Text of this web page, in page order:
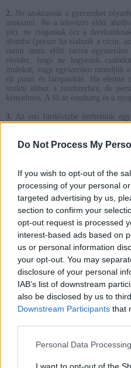
Do Not Process My
If you wish to opt-out of the
processing of your personal
targeted advertising by us,
section to confirm your
opt-out request is processed
interest-based ads based on
us or personal information
your opt-out. You may
disclosure of your personal
IAB’s list of downstream
also be disclosed by us to
Downstream Participants that
Personal Data
2.
Ne szoktassuk a gyermeket
szoktatni. Ne a televízió előtt
jót), ne ringassuk (ez a
álomba (persze ha elalszik a cicin,
rutint szem előtt tartva
rövidet, hogy ne legyenek
imánkat, vagy egyszerűen
éjt puszi és lámpaoltás. Ha
szokni ehhez a rendszerhez, de
kényelmes. A fő az összhang és a
3. Az esti fürdővízbe önthetünk
habfürdőt. A levendula illata
is hozzászokik egy idő után, tudni
alvás illata.
kutatások szerint ugyanis a
elalvást, illetve rossz alvó
Koffeint nem tartalmaznak, így
teát. Akik kételkednek, azok
készítsenek először. Szerintem az íze
Vörös fokföldirekettye
rooibos
dél-afrikai cserje zsenge hajtásaiból
évszázadok óta issza kedvező
afrikaans nyelven "vörös bokrot"
Nyugat-Európában a kilencvenes
terjed a fogyasztása, mert élvezeti
mangán, fluor, cink, magnézium,
Reggel élénkítő, nappal szomjoltó,
Jellegzetes, frissítő íze a fekete